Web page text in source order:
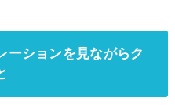
ーションを見ながらク